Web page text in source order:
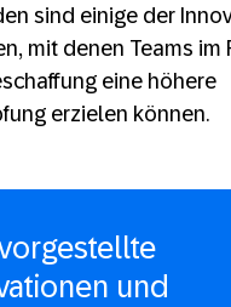
sind einige der
mit denen Teams im
eine höhere
erzielen können.
und